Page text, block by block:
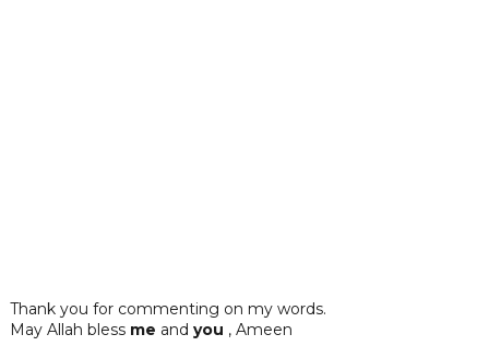
Thank you for commenting on my words.
May Allah bless me and you , Ameen